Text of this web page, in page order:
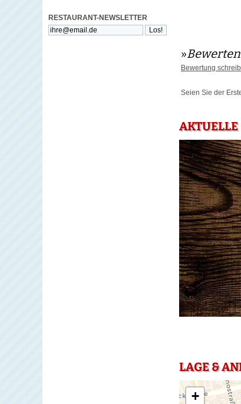
RESTAURANT-NEWSLETTER
»
Bewertung
Seien Sie der
AKTUELLE
LAGE &
+